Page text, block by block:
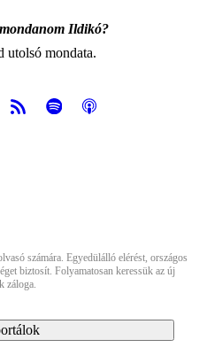
Ildikó?
utolsó mondata.
számára. Egyedülálló elérést, országos
biztosít. Folyamatosan keressük az új
záloga.